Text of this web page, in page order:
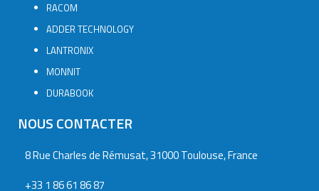
RACOM
ADDER TECHNOLOGY
LANTRONIX
MONNIT
DURABOOK
NOUS CONTACTER
8 Rue Charles de Rémusat, 31000 Toulouse, France
+33 1 86 61 86 87